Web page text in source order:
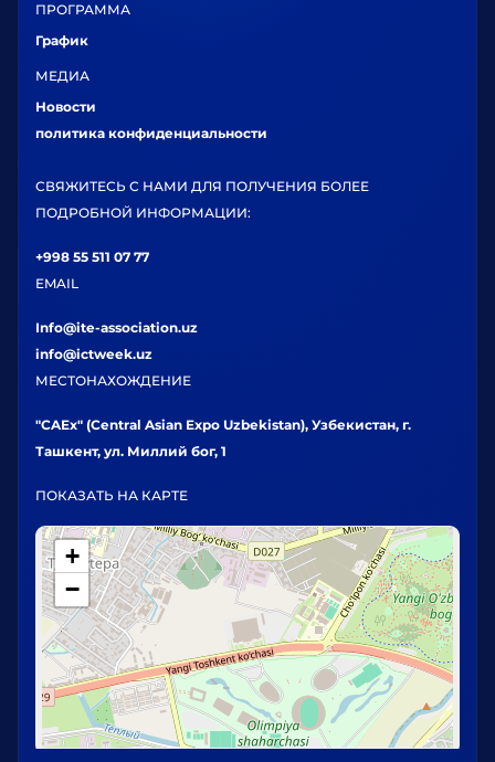
ПРОГРАММА
График
МЕДИА
Новости
политика конфиденциальности
СВЯЖИТЕСЬ С НАМИ ДЛЯ ПОЛУЧЕНИЯ БОЛЕЕ
ПОДРОБНОЙ ИНФОРМАЦИИ:
+998 55 511 07 77
EMAIL
Info@ite-association.uz
info@ictweek.uz
МЕСТОНАХОЖДЕНИЕ
"CAEx" (Central Asian Expo Uzbekistan), Узбекистан, г.
Ташкент, ул. Миллий бог, 1
ПОКАЗАТЬ НА КАРТЕ
+
−